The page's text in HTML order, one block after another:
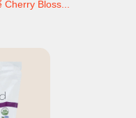
Cherry Bloss...